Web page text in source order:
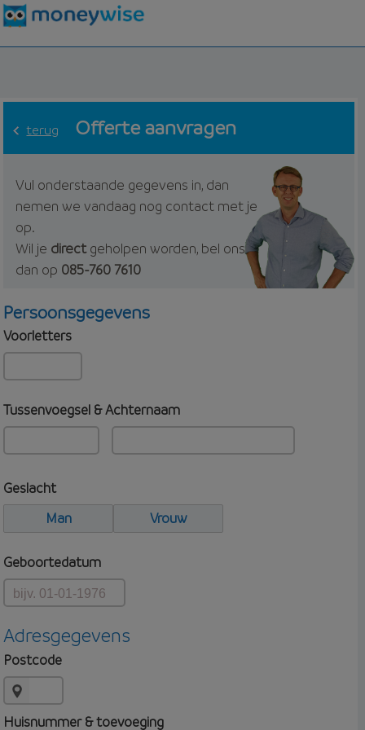
terug Offerte aanvragen
Vul onderstaande gegevens in, dan
nemen we vandaag nog contact met je
op.
Wil je directgeholpen worden, bel ons
dan op 085-760 7610
Persoonsgegevens
Voorletters
Tussenvoegsel & Achternaam
Geslacht
Man
Vrouw
Geboortedatum
Adresgegevens
Postcode
Huisnummer & toevoeging